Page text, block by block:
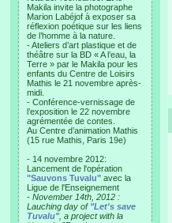
Makila invite la photographe
Marion Labéjof à exposer sa
réflexion poétique sur les liens
de l’homme à la nature.
- Ateliers d’art plastique et de
théâtre sur la BD « A l’eau, la
Terre » par le Makila pour les
enfants du Centre de Loisirs
Mathis le 21 novembre après-
midi.
- Conférence-vernissage de
l’exposition le 22 novembre
agrémentée de contes.
Au Centre d’animation Mathis
(15 rue Mathis, Paris 19e)
- 14 novembre 2012:
Lancement de l'opération
"Sauvons Tuvalu" avec la
Ligue de l'Enseignement
- November 14th, 2012 :
Lauching day of "Let's save
Tuvalu", a project with la